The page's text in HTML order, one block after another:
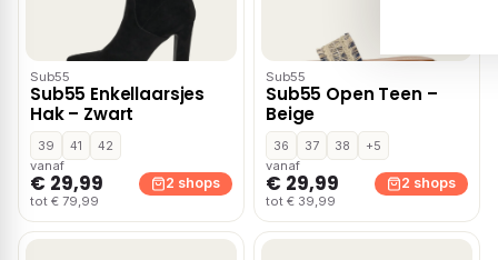
Sub55
Sub55 Enkellaarsjes
Hak – Zwart
39 41
42
vanaf
€ 29,99
tot € 79,99
2 shops
Sub55
Sub55 Open Teen –
Beige
36 37 38
+5
vanaf
€ 29,99
tot € 39,99
2 shops